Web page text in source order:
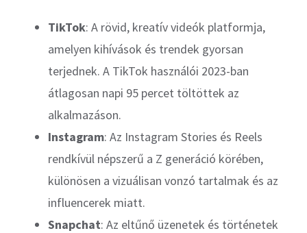
TikTok: A rövid, kreatív videók platformja,
amelyen kihívások és trendek gyorsan
terjednek. A TikTok használói 2023-ban
átlagosan napi 95 percet töltöttek az
alkalmazáson.
Instagram: Az Instagram Stories és Reels
rendkívül népszerű a Z generáció körében,
különösen a vizuálisan vonzó tartalmak és az
influencerek miatt.
Snapchat: Az eltűnő üzenetek és történetek